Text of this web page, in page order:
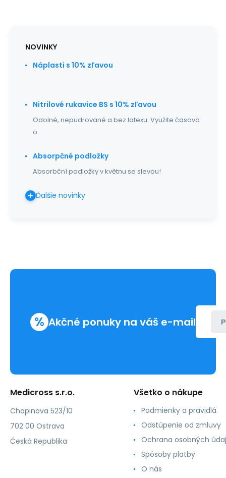
NOVINKY
Náplasti s 10% zľavou
Nitrilové rukavice BS s 10% zľavou
Odolné, nepudrované a bez latexu. Využite časovo
o
Absorpčné podložky
Absorbční podložky v květnu se slevou!
Ďalšie novinky
% Akčné ponuky na váš e-mail
Medicross s.r.o.
Chopinova 523/10
702 00 Ostrava
Česká Republika
Všetko o nákupe
Podmienky a pravidlá
Odstúpenie od zmluvy
Ochrana osobných
Spôsoby platby
O nás